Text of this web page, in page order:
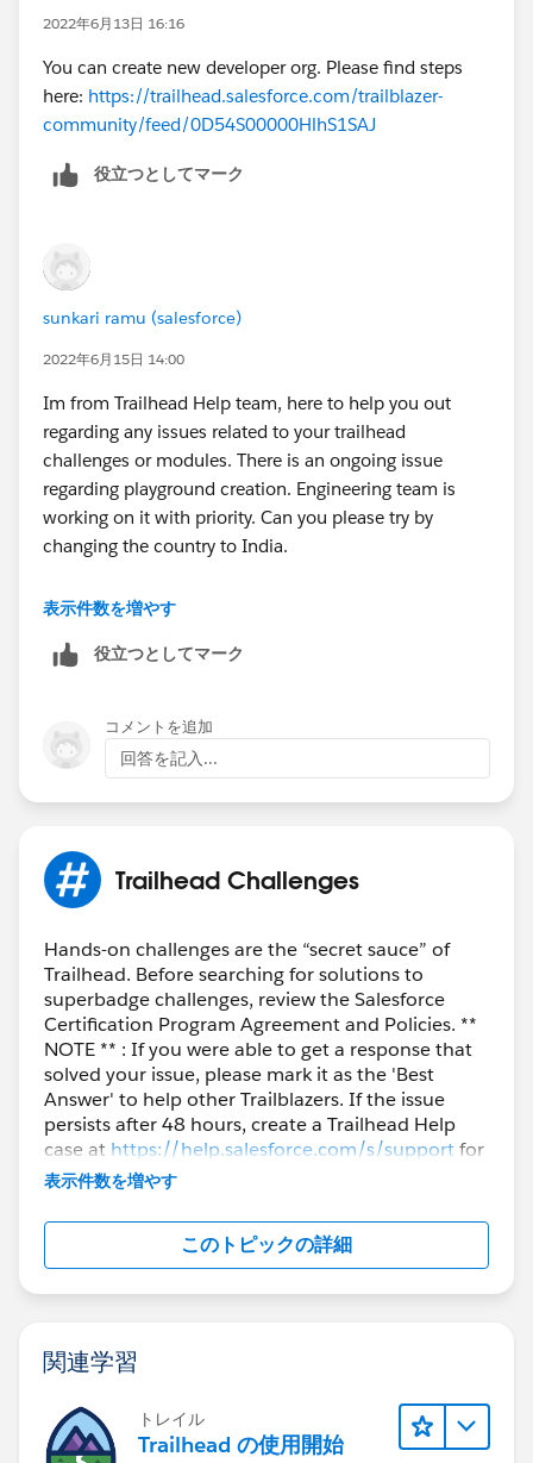
2022年6月13日 16:16
You can create new developer org. Please find steps
here: https://trailhead.salesforce.com/trailblazer-
community/feed/0D54S00000HlhS1SAJ
役立つとしてマーク
sunkari ramu (salesforce)
2022年6月15日 14:00
Im from Trailhead Help team, here to help you out
regarding any issues related to your trailhead
challenges or modules. There is an ongoing issue
regarding playground creation. Engineering team is
working on it with priority. Can you please try by
changing the country to India.
Regards,
++TrailheadHelpFollowUp
表示件数を増やす
役立つとしてマーク
コメントを追加
回答を記入...
Trailhead Challenges
Hands-on challenges are the “secret sauce” of
Trailhead. Before searching for solutions to
superbadge challenges, review the Salesforce
Certification Program Agreement and Policies. **
NOTE ** : If you were able to get a response that
solved your issue, please mark it as the 'Best
Answer' to help other Trailblazers. If the issue
persists after 48 hours, create a Trailhead Help
case at https://help.salesforce.com/s/supportfor
further assistance.
表示件数を増やす
このトピックの詳細
関連学習
トレイル
Trailhead の使用開始